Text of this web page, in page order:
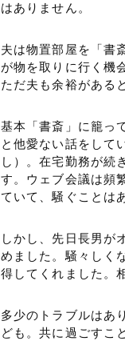
はありません。
夫は物置部屋を「書
が物を取りに行く機
ただ夫も余裕がある
基本「書斎」に籠っ
と他愛ない話をして
し）。在宅勤務が続
す。ウェブ会議は頻
ていて、騒ぐことは
しかし、先日長男が
めました。騒々しく
得してくれました。
多少のトラブルはあ
ども。共に過ごすこ